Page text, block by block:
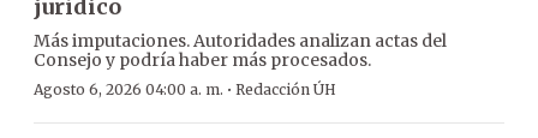
jurídico
Más imputaciones. Autoridades analizan actas del
Consejo y podría haber más procesados.
Agosto 6, 2026 04:00 a. m. · Redacción ÚH